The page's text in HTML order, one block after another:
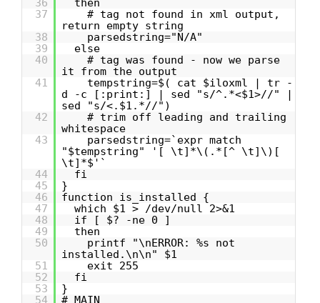
36
then
37
# tag not found in xml output,
return empty string
38
parsedstring="N/A"
39
else
40
# tag was found - now we parse
it from the output
41
tempstring=$( cat $iloxml | tr -
d -c [:print:] | sed "s/^.*<$1>//" |
sed "s/<.$1.*//")
42
# trim off leading and trailing
whitespace
43
parsedstring=`expr match
"$tempstring" '[ \t]*\(.*[^ \t]\)[
\t]*$'`
44
fi
45
}
46
function is_installed {
47
which $1 > /dev/null 2>&1
48
if [ $? -ne 0 ]
49
then
50
printf "\nERROR: %s not
installed.\n\n" $1
51
exit 255
52
fi
53
}
54
# MAIN